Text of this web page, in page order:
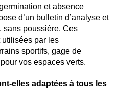
et absence
d’un bulletin d’analyse et
sans poussière. Ces
par les
sportifs, gage de
vos espaces verts.
elles adaptées à tous les